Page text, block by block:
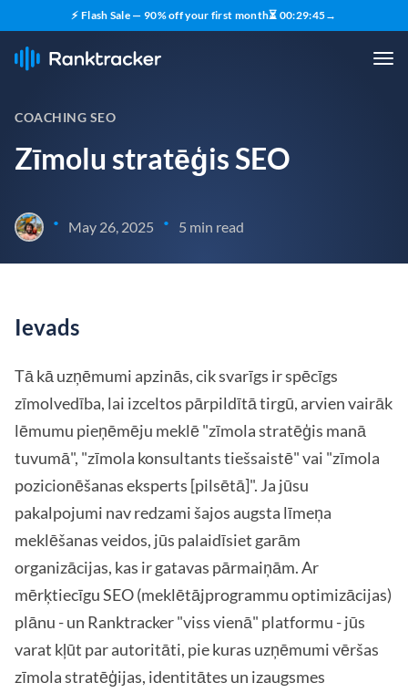
⚡ Flash Sale — 90% off your first month⏳ 00:29:44→
COACHING SEO
Zīmolu stratēģis SEO
• May 26, 2025 • 5 min read
Ievads
Tā kā uzņēmumi apzinās, cik svarīgs ir spēcīgs
zīmolvedība, lai izceltos pārpildītā tirgū, arvien vairāk
lēmumu pieņēmēju meklē "zīmola stratēģis manā
tuvumā", "zīmola konsultants tiešsaistē" vai "zīmola
pozicionēšanas eksperts [pilsētā]". Ja jūsu
pakalpojumi nav redzami šajos augsta līmeņa
meklēšanas veidos, jūs palaidīsiet garām
organizācijas, kas ir gatavas pārmaiņām. Ar
mērķtiecīgu SEO (meklētājprogrammu optimizācijas)
plānu - un Ranktracker "viss vienā" platformu - jūs
varat kļūt par autoritāti, pie kuras uzņēmumi vēršas
zīmola stratēģijas, identitātes un izaugsmes